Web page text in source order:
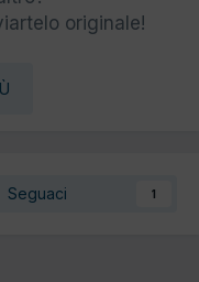
originale!
Seguaci 1